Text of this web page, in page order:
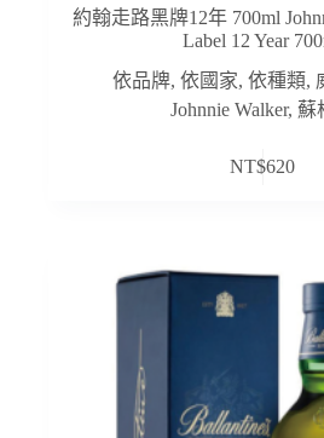
約翰走路黑牌12年 700ml
Label 12 Year
依品牌,依國家,依種類,
Johnnie Walker, 蘇
NT$620